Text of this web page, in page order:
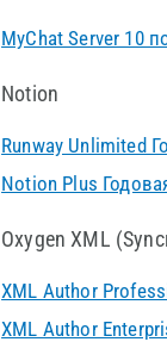
MyChat Server 10
Notion
Runway Unlimited
Notion Plus
Oxygen XML
XML Author
XML Author